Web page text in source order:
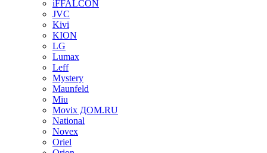
iFFALCON
JVC
Kivi
KION
LG
Lumax
Leff
Mystery
Maunfeld
Miu
Movix ДОМ.RU
National
Novex
Oriel